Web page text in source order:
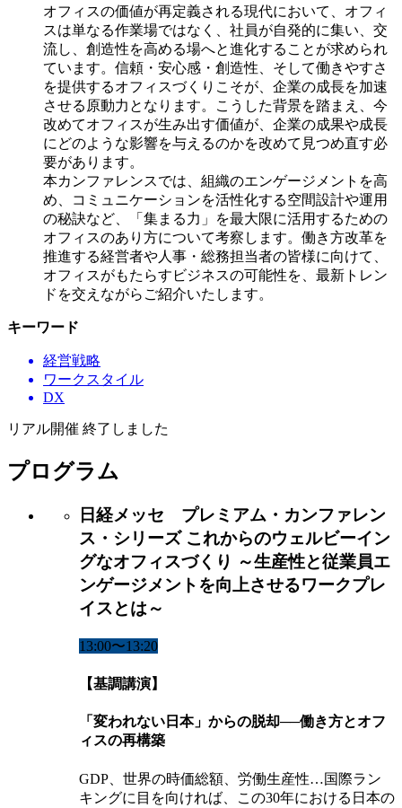
オフィスの価値が再定義される現代において、オフィ
スは単なる作業場ではなく、社員が自発的に集い、交
流し、創造性を高める場へと進化することが求められ
ています。信頼・安心感・創造性、そして働きやすさ
を提供するオフィスづくりこそが、企業の成長を加速
させる原動力となります。こうした背景を踏まえ、今
改めてオフィスが生み出す価値が、企業の成果や成長
にどのような影響を与えるのかを改めて見つめ直す必
要があります。
本カンファレンスでは、組織のエンゲージメントを高
め、コミュニケーションを活性化する空間設計や運用
の秘訣など、「集まる力」を最大限に活用するための
オフィスのあり方について考察します。働き方改革を
推進する経営者や人事・総務担当者の皆様に向けて、
オフィスがもたらすビジネスの可能性を、最新トレン
ドを交えながらご紹介いたします。
キーワード
経営戦略
ワークスタイル
DX
リアル開催 終了しました
プログラム
日経メッセ プレミアム・カンファレン
ス・シリーズ これからのウェルビーイン
グなオフィスづくり ～生産性と従業員エ
ンゲージメントを向上させるワークプレ
イスとは～
13:00〜13:20
【基調講演】
「変われない日本」からの脱却──働き方とオフ
ィスの再構築
GDP、世界の時価総額、労働生産性…国際ラン
キングに目を向ければ、この30年における日本の